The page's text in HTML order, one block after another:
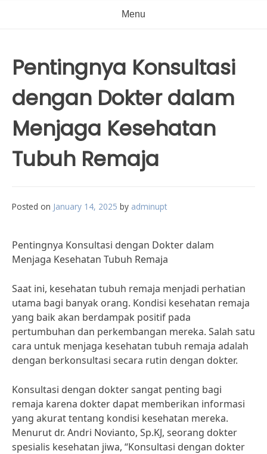
Menu
Pentingnya Konsultasi
dengan Dokter dalam
Menjaga Kesehatan
Tubuh Remaja
Posted on January 14, 2025 by adminupt
Pentingnya Konsultasi dengan Dokter dalam
Menjaga Kesehatan Tubuh Remaja
Saat ini, kesehatan tubuh remaja menjadi perhatian
utama bagi banyak orang. Kondisi kesehatan remaja
yang baik akan berdampak positif pada
pertumbuhan dan perkembangan mereka. Salah satu
cara untuk menjaga kesehatan tubuh remaja adalah
dengan berkonsultasi secara rutin dengan dokter.
Konsultasi dengan dokter sangat penting bagi
remaja karena dokter dapat memberikan informasi
yang akurat tentang kondisi kesehatan mereka.
Menurut dr. Andri Novianto, Sp.KJ, seorang dokter
spesialis kesehatan jiwa, “Konsultasi dengan dokter